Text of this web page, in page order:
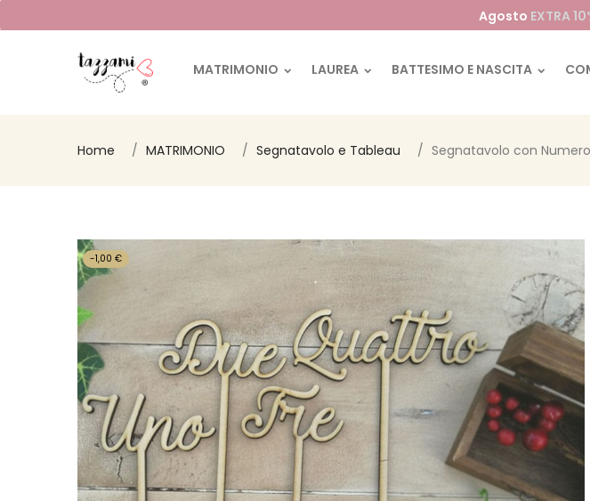
Agosto EXTRA
MATRIMONIO LAUREA BATTESIMO E NASCITA
Home MATRIMONIO Segnatavolo e Tableau Segnatavolo con Numero
-1,00 €